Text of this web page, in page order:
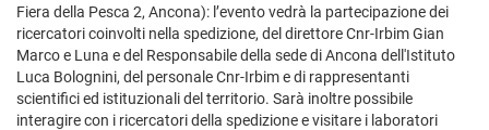
Fiera della Pesca 2, Ancona): l’evento vedrà la partecipazione dei
ricercatori coinvolti nella spedizione, del direttore Cnr-Irbim Gian
Marco e Luna e del Responsabile della sede di Ancona dell'Istituto
Luca Bolognini, del personale Cnr-Irbim e di rappresentanti
scientifici ed istituzionali del territorio. Sarà inoltre possibile
interagire con i ricercatori della spedizione e visitare i laboratori